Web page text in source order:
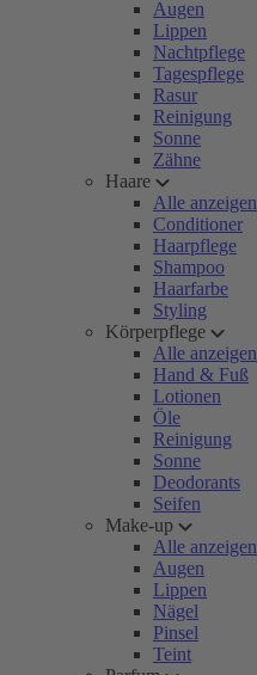
Augen
Lippen
Nachtpflege
Tagespflege
Rasur
Reinigung
Sonne
Zähne
Haare
Alle anzeigen
Conditioner
Haarpflege
Shampoo
Haarfarbe
Styling
Körperpflege
Alle anzeigen
Hand & Fuß
Lotionen
Öle
Reinigung
Sonne
Deodorants
Seifen
Make-up
Alle anzeigen
Augen
Lippen
Nägel
Pinsel
Teint